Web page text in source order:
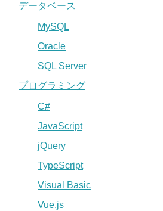
データベース
MySQL
Oracle
SQL Server
プログラミング
C#
JavaScript
jQuery
TypeScript
Visual Basic
Vue.js